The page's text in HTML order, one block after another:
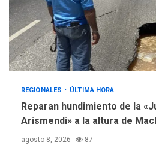
REGIONALES ÚLTIMA HORA
Reparan hundimiento de la
Arismendi» a la altura de
agosto 8, 2026 87